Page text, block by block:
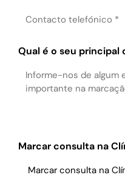
Qual é o seu principal
Marcar consulta na